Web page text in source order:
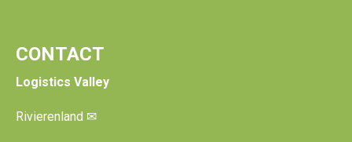
CONTACT
Logistics Valley
Rivierenland ✉